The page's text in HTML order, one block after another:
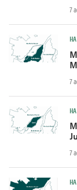
7
7
7